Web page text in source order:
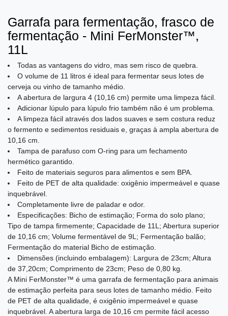
Garrafa para fermentação, frasco de
fermentação - Mini FerMonster™,
11L
Todas as vantagens do vidro, mas sem risco de quebra.
O volume de 11 litros é ideal para fermentar seus lotes de
cerveja ou vinho de tamanho médio.
A abertura de largura 4 (10,16 cm) permite uma limpeza fácil.
Adicionar lúpulo para lúpulo frio também não é um problema.
A limpeza fácil através dos lados suaves e sem costura reduz
o fermento e sedimentos residuais e, graças à ampla abertura de
10,16 cm.
Tampa de parafuso com O-ring para um fechamento
hermético garantido.
Feito de materiais seguros para alimentos e sem BPA.
Feito de PET de alta qualidade: oxigênio impermeável e quase
inquebrável.
Completamente livre de paladar e odor.
Especificações: Bicho de estimação; Forma do solo plano;
Tipo de tampa firmemente; Capacidade de 11L; Abertura superior
de 10,16 cm; Volume fermentável de 9L; Fermentação balão;
Fermentação do material Bicho de estimação.
Dimensões (incluindo embalagem): Largura de 23cm; Altura
de 37,20cm; Comprimento de 23cm; Peso de 0,80 kg.
A Mini FerMonster™ é uma garrafa de fermentação para animais
de estimação perfeita para seus lotes de tamanho médio. Feito
de PET de alta qualidade, é oxigênio impermeável e quase
inquebrável. A abertura larga de 10,16 cm permite fácil acesso